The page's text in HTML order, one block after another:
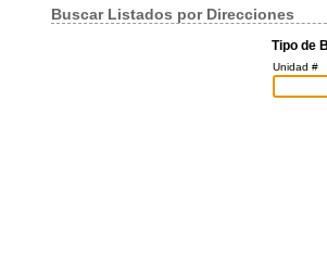
Buscar Listados por Direcciones
Tipo de
Unidad #